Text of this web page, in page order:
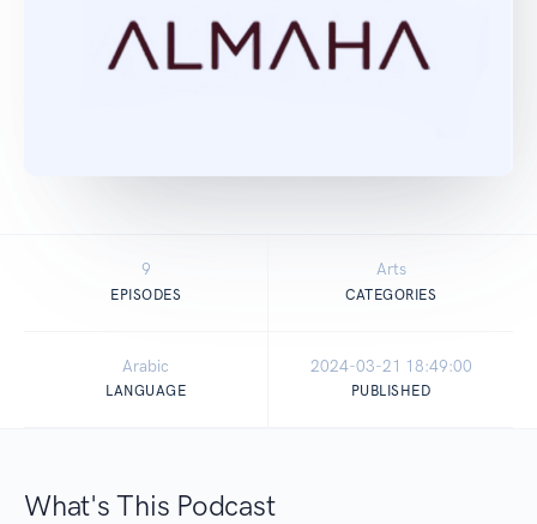
9
EPISODES
Arts
CATEGORIES
Arabic
LANGUAGE
2024-03-21 18:49:00
PUBLISHED
What's This Podcast